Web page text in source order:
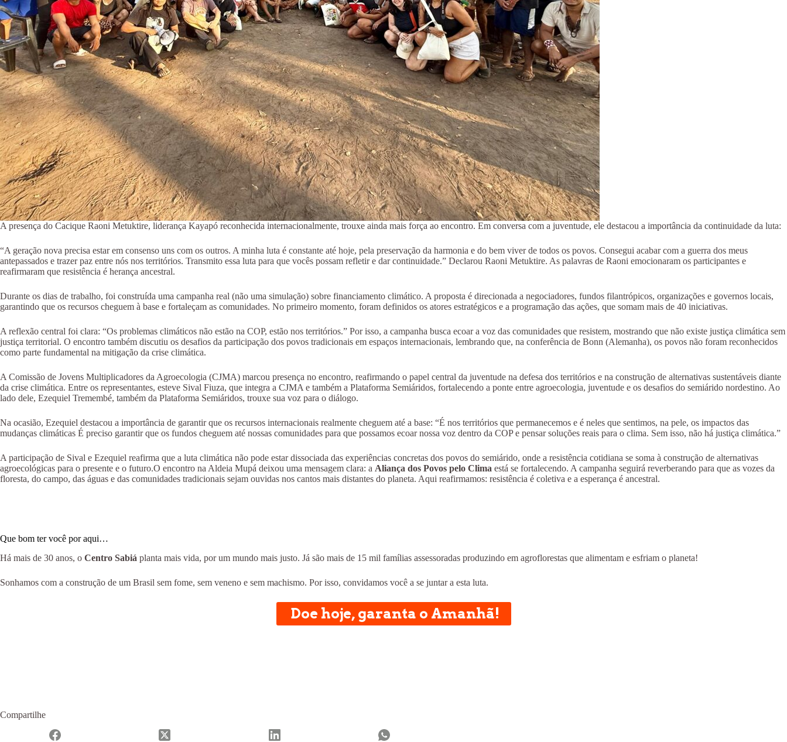
A presença do Cacique Raoni Metuktire, liderança Kayapó reconhecida internacionalmente, trouxe ainda mais força ao encontro. Em conversa com a juventude, ele destacou a importância da continuidade da luta:
“A geração nova precisa estar em consenso uns com os outros. A minha luta é constante até hoje, pela preservação da harmonia e do bem viver de todos os povos. Consegui acabar com a guerra dos meus
antepassados e trazer paz entre nós nos territórios. Transmito essa luta para que vocês possam refletir e dar continuidade.” Declarou Raoni Metuktire. As palavras de Raoni emocionaram os participantes e
reafirmaram que resistência é herança ancestral.
Durante os dias de trabalho, foi construída uma campanha real (não uma simulação) sobre financiamento climático. A proposta é direcionada a negociadores, fundos filantrópicos, organizações e governos locais,
garantindo que os recursos cheguem à base e fortaleçam as comunidades. No primeiro momento, foram definidos os atores estratégicos e a programação das ações, que somam mais de 40 iniciativas.
A reflexão central foi clara: “Os problemas climáticos não estão na COP, estão nos territórios.” Por isso, a campanha busca ecoar a voz das comunidades que resistem, mostrando que não existe justiça climática sem
justiça territorial. O encontro também discutiu os desafios da participação dos povos tradicionais em espaços internacionais, lembrando que, na conferência de Bonn (Alemanha), os povos não foram reconhecidos
como parte fundamental na mitigação da crise climática.
A Comissão de Jovens Multiplicadores da Agroecologia (CJMA) marcou presença no encontro, reafirmando o papel central da juventude na defesa dos territórios e na construção de alternativas sustentáveis diante
da crise climática. Entre os representantes, esteve Sival Fiuza, que integra a CJMA e também a Plataforma Semiáridos, fortalecendo a ponte entre agroecologia, juventude e os desafios do semiárido nordestino. Ao
lado dele, Ezequiel Tremembé, também da Plataforma Semiáridos, trouxe sua voz para o diálogo.
Na ocasião, Ezequiel destacou a importância de garantir que os recursos internacionais realmente cheguem até a base: “É nos territórios que permanecemos e é neles que sentimos, na pele, os impactos das
mudanças climáticas É preciso garantir que os fundos cheguem até nossas comunidades para que possamos ecoar nossa voz dentro da COP e pensar soluções reais para o clima. Sem isso, não há justiça climática.”
A participação de Sival e Ezequiel reafirma que a luta climática não pode estar dissociada das experiências concretas dos povos do semiárido, onde a resistência cotidiana se soma à construção de alternativas
agroecológicas para o presente e o futuro.O encontro na Aldeia Mupá deixou uma mensagem clara: a Aliança dos Povos pelo Clima está se fortalecendo. A campanha seguirá reverberando para que as vozes da
floresta, do campo, das águas e das comunidades tradicionais sejam ouvidas nos cantos mais distantes do planeta. Aqui reafirmamos: resistência é coletiva e a esperança é ancestral.
Que bom ter você por aqui…
Há mais de 30 anos, o Centro Sabiá planta mais vida, por um mundo mais justo. Já são mais de 15 mil famílias assessoradas produzindo em agroflorestas que alimentam e esfriam o planeta!
Sonhamos com a construção de um Brasil sem fome, sem veneno e sem machismo. Por isso, convidamos você a se juntar a esta luta.
Doe hoje, garanta o Amanhã!
Compartilhe